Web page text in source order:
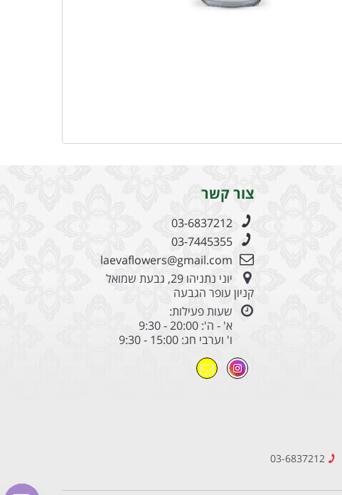
צור קשר
03-6837212
03-7445355
laevaflowers@gmail.com
יוני נתניהו 29, גבעת שמואל
קניון עופר הגבעה
שעות פעילות:
א' - ה': 20:00 - 9:30
ו' וערבי חג: 15:00 - 9:30